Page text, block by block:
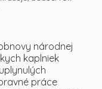
národnej
kaplniek
práce